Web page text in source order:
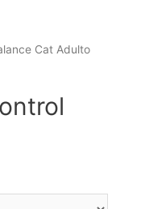
Cat Adulto